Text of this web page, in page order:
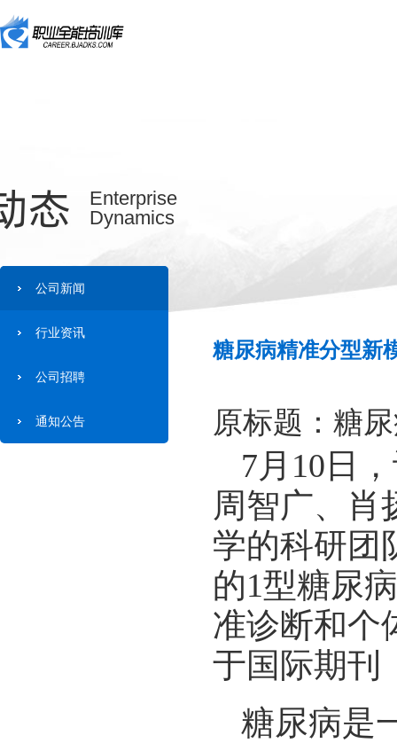
态
Enterprise
Dynamics
公司新闻
行业资讯
公司招聘
通知公告
糖尿病精准分型新
原标题：糖
7月10日
周智广、肖
学的科研团
的1型糖尿
准诊断和个
于国际期刊
糖尿病是